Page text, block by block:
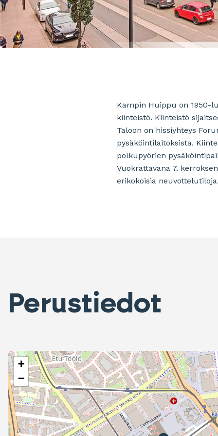
Kampin Huippu on 1950-
kiinteistö. Kiinteistö
Taloon on hissiyhteys
pysäköintilaitoksista.
polkupyörien
Vuokrattavana 7.
erikokoisia
Perustiedot
+
−